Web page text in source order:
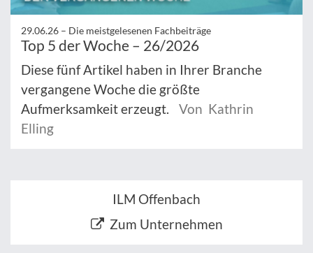
29.06.26 – Die meistgelesenen Fachbeiträge
Top 5 der Woche – 26/2026
Diese fünf Artikel haben in Ihrer Branche
vergangene Woche die größte
Aufmerksamkeit erzeugt.
Von Kathrin
Elling
ILM Offenbach
Zum Unternehmen